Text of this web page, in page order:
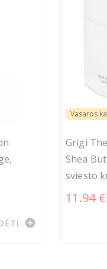
add_circle
Vasaros
Grigi
Shea
sviesto
11.94 €